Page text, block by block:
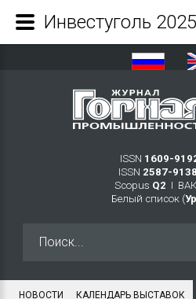
ISSN 1609-
ISSN 2587-9138
Scopus Q2 Ι
Белый список (
НОВОСТИ КАЛЕНДАРЬ ВЫСТАВОК